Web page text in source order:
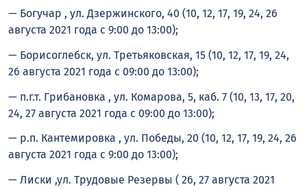
— Богучар , ул. Дзержинского, 40 (10, 12, 17, 19, 24, 26
августа 2021 года с 9:00 до 13:00);
— Борисоглебск, ул. Третьяковская, 15 (10, 12, 17, 19, 24,
26 августа 2021 года с 09:00 до 13:00);
— п.г.т. Грибановка , ул. Комарова, 5, каб. 7 (10, 13, 17, 20,
24, 27 августа 2021 года с 09:00 до 13:00);
— р.п. Кантемировка , ул. Победы, 20 (10, 12, 17, 19, 24, 26
августа 2021 года с 9:00 до 13:00);
— Лиски ,ул. Трудовые Резервы ( 26, 27 августа 2021